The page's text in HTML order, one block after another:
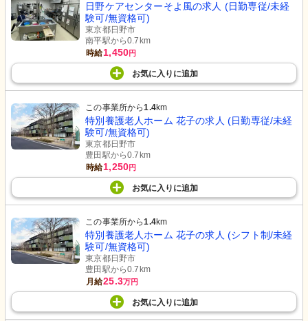
日野ケアセンターそよ風の求人 (日勤専従/未経
験可/無資格可)
東京都日野市
南平駅から0.7km
時給1,450円
お気に入り に追加
この事業所から1.4km
特別養護老人ホーム 花子の求人 (日勤専従/未経
験可/無資格可)
東京都日野市
豊田駅から0.7km
時給1,250円
お気に入り に追加
この事業所から1.4km
特別養護老人ホーム 花子の求人 (シフト制/未経
験可/無資格可)
東京都日野市
豊田駅から0.7km
月給25.3万円
お気に入り に追加